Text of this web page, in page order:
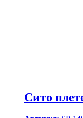
Сито